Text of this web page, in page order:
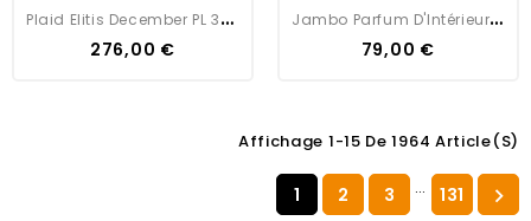
P
Laid Elitis December PL 305 03 03
276,00 €
J
Ambo Parfum D'Intérieur BURANO
79,00 €
Affichage 1-15 De 1964 Article(s)
1 2 3 … 131 